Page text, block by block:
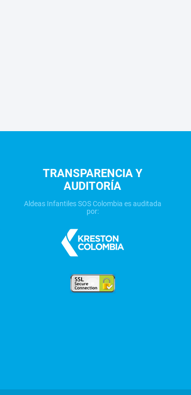
TRANSPARENCIA Y
AUDITORÍA
Aldeas Infantiles SOS Colombia es auditada
por: